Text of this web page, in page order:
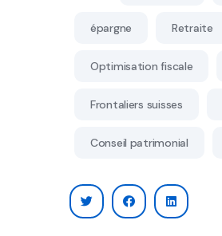
épargne Retraite
Optimisation fiscale
Frontaliers suisses
Conseil patrimonial